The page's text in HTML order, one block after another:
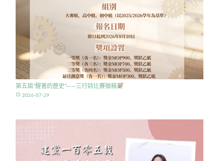
第五屆”醒著的歷史”——三行詩比賽徵稿
access_time 2026-07-29